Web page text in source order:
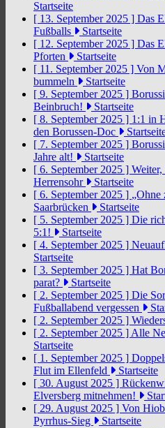
Startseite
[ 13. September 2025 ] Das
Fußballs
Startseite
[ 12. September 2025 ] Das
Pforten
Startseite
[ 11. September 2025 ] Von
bummeln
Startseite
[ 9. September 2025 ]
Beinbruch!
Startseite
[ 8. September 2025 ] 1:1 in
den Borussen-Doc
[ 7. September 2025 ]
Jahre alt!
Startseite
[ 6. September 2025 ]
Herrensohr
Startseite
[ 6. September 2025 ] „Ohne
Saarbrücken
Startseite
[ 5. September 2025 ] Die
5:1!
Startseite
[ 4. September 2025 ]
Startseite
[ 3. September 2025 ] Hat
parat?
Startseite
[ 2. September 2025 ] Die
Fußballabend vergessen
[ 2. September 2025 ]
[ 2. September 2025 ] Alle
Startseite
[ 1. September 2025 ]
Flut im Ellenfeld
Startseite
[ 30. August 2025 ]
Elversberg mitnehmen!
[ 29. August 2025 ] Von
Pyrrhus-Sieg
Startseite